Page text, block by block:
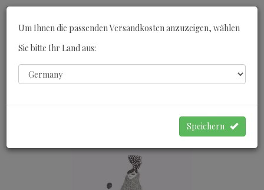
Um Ihnen die passenden Versandkosten anzuzeigen, wählen
Sie bitte Ihr Land aus:
Speichern